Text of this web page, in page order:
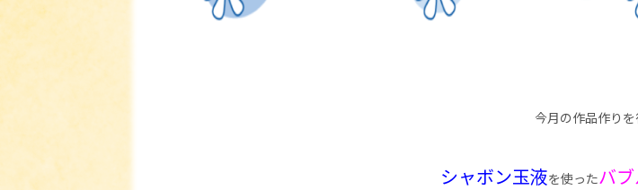
今月の作品作りを
シャボン玉液を使ったバ